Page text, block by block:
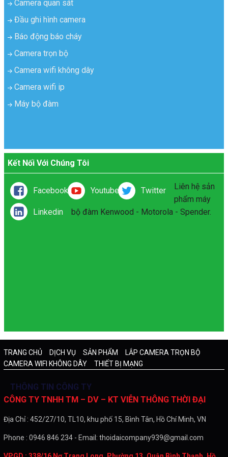
Camera quan sát
Đầu ghi hình camera
Báo động báo cháy
Camera trọn bộ
Camera wifi không dây
Camera wifi ip
Máy bộ đàm
Kết Nối Với Chúng Tôi
Facebook Youtube Twitter
Linkedin
Liên hệ sản
phẩm máy
bộ đàm Kenwood - Motorola - Spender.
TRANG CHỦ DỊCH VỤ SẢN PHẨM
LẮP CAMERA TRỌN BỘ
CAMERA WIFI KHÔNG DÂY
THIẾT BỊ MẠNG
THÔNG TIN CÔNG TY
CÔNG TY TNHH TM – DV – KT VIỄN THÔNG THỜI ĐẠI
Địa Chỉ : 452/27/10, TL10, khu phố 15, Bình Tân, Hồ Chí Minh, VN
Phone : 0946 846 234 - Email: thoidaicompany939@gmail.com